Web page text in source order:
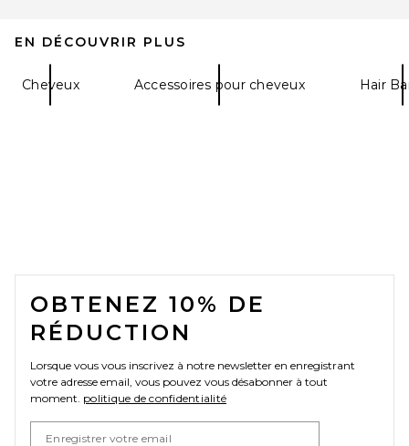
EN DÉCOUVRIR PLUS
Cheveux Accessoires pour cheveux Hair
FOOTER
OBTENEZ 10% DE
RÉDUCTION
Lorsque vous vous inscrivez à notre newsletter en enregistrant
votre adresse email, vous pouvez vous désabonner à tout
moment. politique de confidentialité